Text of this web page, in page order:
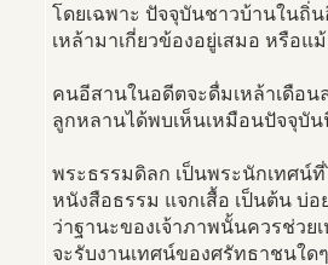
โดยเฉพาะ ปัจจุบันชาวบ้านในถิ่
เหล้ามาเกี่ยวข้องอยู่เสมอ หรือ
คนอีสานในอดีตจะดื่มเหล้าเดือน
ลูกหลานได้พบเห็นเหมือนปัจจุบั
พระธรรมดิลก เป็นพระนักเทศน์
หนังสือธรรม แจกเสื้อ เป็นต้น บ่
ว่าฐานะของเจ้าภาพนั้นควรช่วย
จะรับงานเทศน์ของศรัทธาชนใดๆ